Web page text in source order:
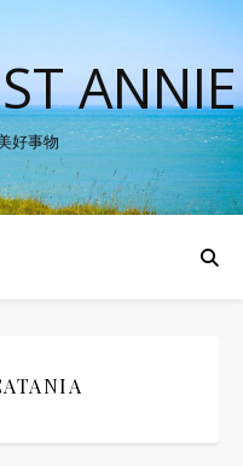
ANNIE
好事物